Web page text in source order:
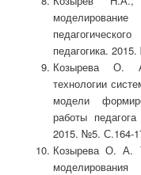
педагогика.
Козырева О. А.
технологии
модели
работы
2015. №5. С.164-
Козырева О. А.